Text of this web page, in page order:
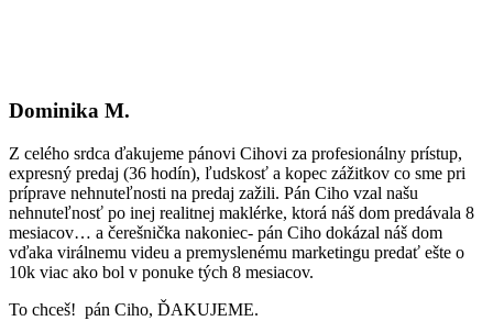
Dominika M.
Z celého srdca ďakujeme pánovi Cihovi za profesionálny prístup,
expresný predaj (36 hodín), ľudskosť a kopec zážitkov co sme pri
príprave nehnuteľnosti na predaj zažili. Pán Ciho vzal našu
nehnuteľnosť po inej realitnej maklérke, ktorá náš dom predávala 8
mesiacov… a čerešnička nakoniec- pán Ciho dokázal náš dom
vďaka virálnemu videu a premyslenému marketingu predať ešte o
10k viac ako bol v ponuke tých 8 mesiacov.
To chceš! pán Ciho, ĎAKUJEME.